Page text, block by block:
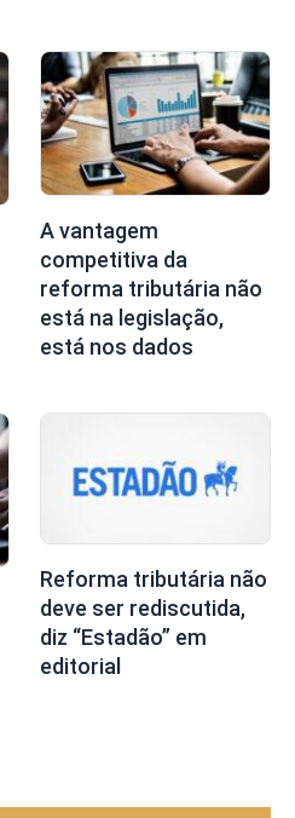
A vantagem
competitiva da
reforma tributária não
está na legislação,
está nos dados
Reforma tributária não
deve ser rediscutida,
diz “Estadão” em
editorial